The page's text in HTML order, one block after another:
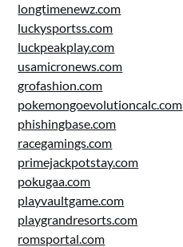
longtimenewz.com
luckysportss.com
luckpeakplay.com
usamicronews.com
grofashion.com
pokemongoevolutioncalc.com
phishingbase.com
racegamings.com
primejackpotstay.com
pokugaa.com
playvaultgame.com
playgrandresorts.com
romsportal.com